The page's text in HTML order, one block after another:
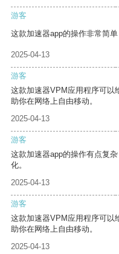
游客
这款加速器app的操作非常简
2025-04-13
游客
这款加速器VPM应用程序可以
助你在网络上自由移动。
2025-04-13
游客
这款加速器app的操作有点复
化。
2025-04-13
游客
这款加速器VPM应用程序可以
助你在网络上自由移动。
2025-04-13